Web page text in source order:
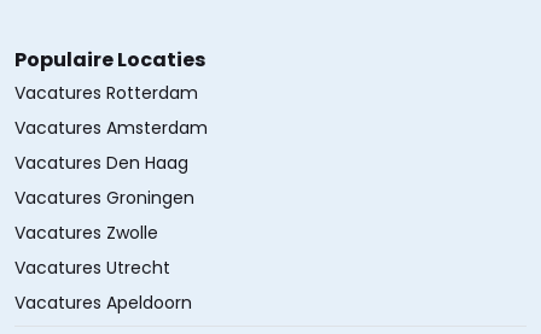
Populaire Locaties
Vacatures Rotterdam
Vacatures Amsterdam
Vacatures Den Haag
Vacatures Groningen
Vacatures Zwolle
Vacatures Utrecht
Vacatures Apeldoorn